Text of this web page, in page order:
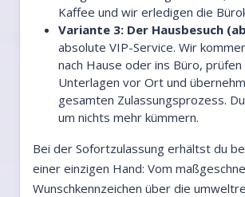
Kaffee und wir erledigen die
Variante 3: Der Hausbesuch
absolute VIP-Service. Wir
nach Hause oder ins Büro, prüfen
Unterlagen vor Ort und
gesamten Zulassungsprozess.
um nichts mehr kümmern.
Bei der Sofortzulassung erhältst du
einer einzigen Hand: Vom
Wunschkennzeichen über die